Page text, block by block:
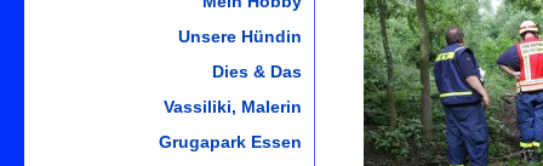
Unsere Hündin
Dies & Das
Vassiliki, Malerin
Grugapark Essen